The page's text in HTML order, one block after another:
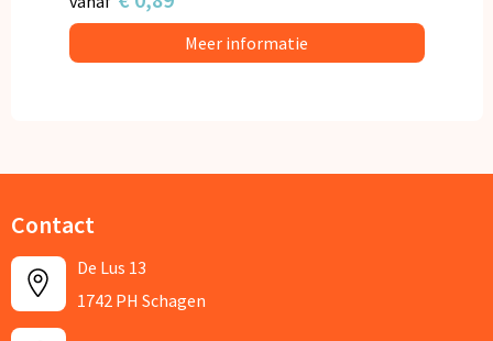
Meer informatie
Contact
De Lus 13
1742 PH Schagen